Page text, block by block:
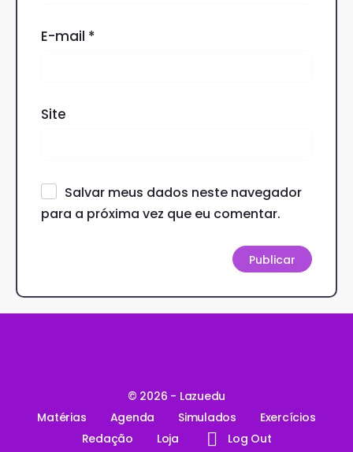
E-mail *
Site
Salvar meus dados neste navegador
para a próxima vez que eu comentar.
© 2026 - Lazuedu
Matérias
Agenda Simulados
Exercícios
Redação
Loja Log Out